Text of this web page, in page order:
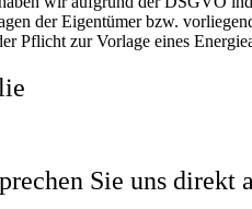
der Eigentümer bzw.
Pflicht zur Vorlage eines
Sie uns direkt